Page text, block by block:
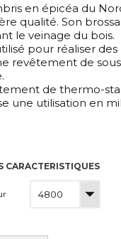
en épicéa du
qualité. Son
le veinage du bois.
pour réaliser
revêtement de
de thermo-
une utilisation en
CARACTERISTIQUES